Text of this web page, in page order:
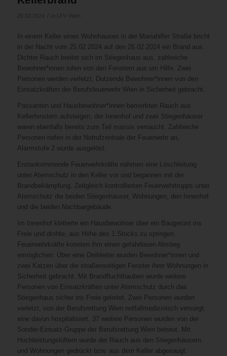
In einem Keller eines Wohnhauses in der Mariahilfer Straße bricht
in der Nacht vom 25.02.2024 auf den 26.02.2024 ein Brand aus.
Dichter Rauch breitet sich im Stiegenhaus aus, zahlreiche
Bewohner*innen rufen von den Fenstern aus um Hilfe. Zwei
Personen werden verletzt, Dutzende Bewohner*innen von den
Einsatzkräften der Berufsfeuerwehr Wien in Sicherheit gebracht.
Passanten und Hausbewohner*innen bemerkten Rauch aus
Kellerfenstern aufsteigen, der Innenhof und zwei Stiegenhäuser
waren ebenfalls bereits zum Teil massiv verraucht. Zahlreiche
Personen riefen in der Notrufzentrale der Feuerwehr an,
Alarmstufe 2 wurde ausgelöst.
Erstankommende Feuerwehrkräfte nahmen eine Löschleitung
unter Atemschutz in den Keller vor und begannen mit der
Brandbekämpfung. Zeitgleich kontrollierten Feuerwehrtrupps unter
Atemschutz die beiden Stiegenhäuser, Wohnungen, den Innenhof
und die beiden Nachbargebäude.
Im Innenhof kletterte ein Hausbewohner über ein Baugerüst ins
Freie und drohte, aus Höhe des 1.Stocks zu springen.
Feuerwehrkräfte konnten ihm einen gefahrlosen Abstieg
ermöglichen. Über eine Drehleiter wurden Bewohner*innen und
zwei Katzen über die straßenseitigen Fenster ihrer Wohnungen in
Sicherheit gebracht. Mit Brandfluchthauben wurde weitere
Personen von Einsatzkräften unter Atemschutz durch das
Stiegenhaus sicher ins Freie geleitet. Zwei Personen wurden
verletzt, von der Berufsrettung Wien notfallmedizinisch versorgt,
eine davon hospitalisiert. 37 weitere Personen wurden von der
Sonder-Einsatz-Gruppe der Berufsrettung Wien betreut. Mit
Hochleistungslüftern wurde der Rauch aus den Stiegenhäusern
und Wohnungen gedrückt bzw. aus dem Keller abgesaugt.